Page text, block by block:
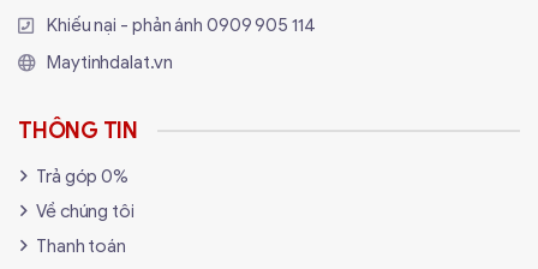
Khiếu nại - phản ánh 0909 905 114
Maytinhdalat.vn
THÔNG TIN
Trả góp 0%
Về chúng tôi
Thanh toán